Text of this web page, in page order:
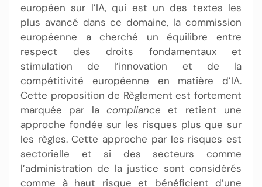
européen sur l’IA, qui est un des textes les
plus avancé dans ce domaine, la commission
européenne a cherché un équilibre entre
respect des droits fondamentaux et
stimulation de l’innovation et de la
compétitivité européenne en matière d’IA.
Cette proposition de Règlement est fortement
marquée par la compliance et retient une
approche fondée sur les risques plus que sur
les règles. Cette approche par les risques est
sectorielle et si des secteurs comme
l’administration de la justice sont considérés
comme à haut risque et bénéficient d’une